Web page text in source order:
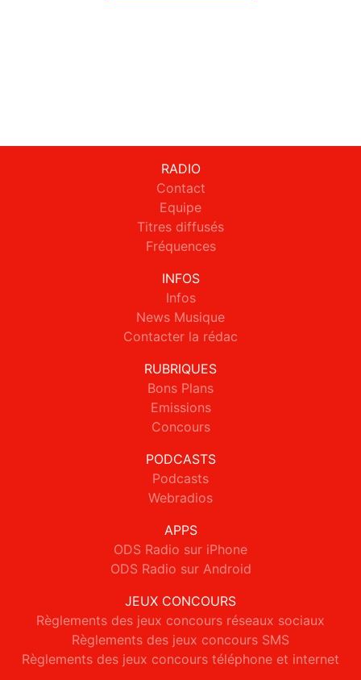
RADIO
Contact
Equipe
Titres diffusés
Fréquences
INFOS
Infos
News Musique
Contacter la rédac
RUBRIQUES
Bons Plans
Emissions
Concours
PODCASTS
Podcasts
Webradios
APPS
ODS Radio sur iPhone
ODS Radio sur Android
JEUX CONCOURS
Règlements des jeux concours réseaux sociaux
Règlements des jeux concours SMS
Règlements des jeux concours téléphone et internet